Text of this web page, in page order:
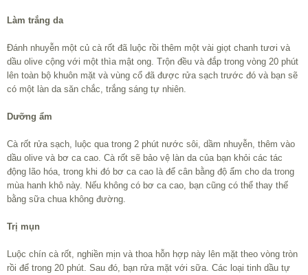
Làm trắng da
Đánh nhuyễn một củ cà rốt đã luộc rồi thêm một vài giọt chanh tươi và
dầu olive cộng với một thìa mật ong. Trộn đều và đắp trong vòng 20 phút
lên toàn bộ khuôn mặt và vùng cổ đã được rửa sạch trước đó và bạn sẽ
có một làn da săn chắc, trắng sáng tự nhiên.
Dưỡng ẩm
Cà rốt rửa sạch, luộc qua trong 2 phút nước sôi, dầm nhuyễn, thêm vào
dầu olive và bơ ca cao. Cà rốt sẽ bảo vệ làn da của bạn khỏi các tác
động lão hóa, trong khi đó bơ ca cao là để cân bằng độ ẩm cho da trong
mùa hanh khô này. Nếu không có bơ ca cao, bạn cũng có thể thay thế
bằng sữa chua không đường.
Trị mụn
Luộc chín cà rốt, nghiền mịn và thoa hỗn hợp này lên mặt theo vòng tròn
rồi để trong 20 phút. Sau đó, bạn rửa mặt với sữa. Các loại tinh dầu tự